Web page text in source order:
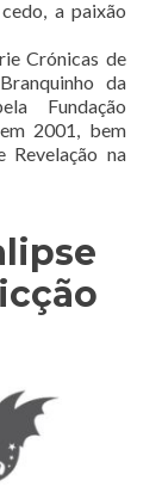
a paixão
Crónicas de
da
Fundação
2001, bem
na